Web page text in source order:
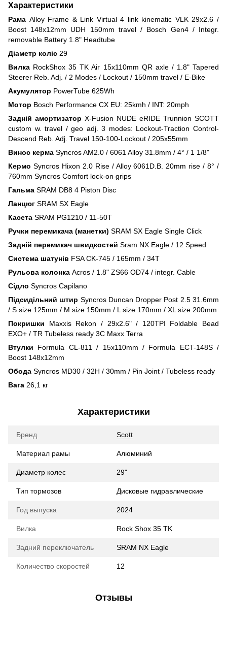
Характеристики
Рама Alloy Frame & Link Virtual 4 link kinematic VLK 29x2.6 /
Boost 148x12mm UDH 150mm travel / Bosch Gen4 / Integr.
removable Battery 1.8" Headtube
Діаметр коліс 29
Вилка RockShox 35 TK Air 15x110mm QR axle / 1.8" Tapered
Steerer Reb. Adj. / 2 Modes / Lockout / 150mm travel / E-Bike
Акумулятор PowerTube 625Wh
Мотор Bosch Performance CX EU: 25kmh / INT: 20mph
Задній амортизатор X-Fusion NUDE eRIDE Trunnion SCOTT
custom w. travel / geo adj. 3 modes: Lockout-Traction Control-
Descend Reb. Adj. Travel 150-100-Lockout / 205x55mm
Винос керма Syncros AM2.0 / 6061 Alloy 31.8mm / 4° / 1 1/8"
Кермо Syncros Hixon 2.0 Rise / Alloy 6061D.B. 20mm rise / 8° /
760mm Syncros Comfort lock-on grips
Гальма SRAM DB8 4 Piston Disc
Ланцюг SRAM SX Eagle
Касета SRAM PG1210 / 11-50T
Ручки перемикача (манетки) SRAM SX Eagle Single Click
Задній перемикач швидкостей Sram NX Eagle / 12 Speed
Система шатунів FSA CK-745 / 165mm / 34T
Рульова колонка Acros / 1.8" ZS66 OD74 / integr. Cable
Сідло Syncros Capilano
Підсидільний штир Syncros Duncan Dropper Post 2.5 31.6mm
/ S size 125mm / M size 150mm / L size 170mm / XL size 200mm
Покришки Maxxis Rekon / 29x2.6" / 120TPI Foldable Bead
EXO+ / TR Tubeless ready 3C Maxx Terra
Втулки Formula CL-811 / 15x110mm / Formula ECT-148S /
Boost 148x12mm
Обода Syncros MD30 / 32H / 30mm / Pin Joint / Tubeless ready
Вага 26,1 кг
Характеристики
Бренд Scott
Материал рамы Алюминий
Диаметр колес 29"
Тип тормозов Дисковые гидравлические
Год выпуска 2024
Вилка Rock Shox 35 TK
Задний переключатель SRAM NX Eagle
Количество скоростей 12
Отзывы